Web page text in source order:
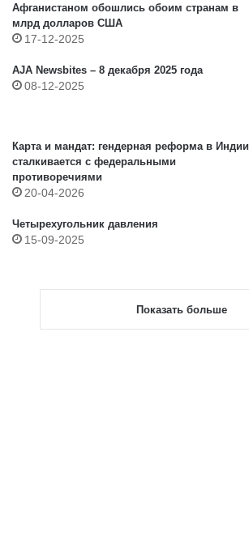
Афганистаном обошлись обоим странам в
млрд долларов США
17-12-2025
AJA Newsbites – 8 декабря 2025 года
08-12-2025
Карта и мандат: гендерная реформа в Индии
сталкивается с федеральными
противоречиями
20-04-2026
Четырехугольник давления
15-09-2025
Показать больше